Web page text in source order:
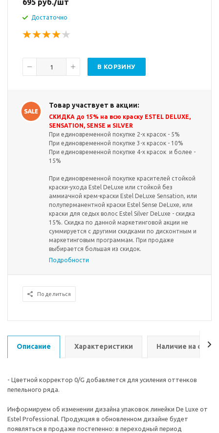
695 руб./шт
Достаточно
В КОРЗИНУ
Товар участвует в акции:
СКИДКА до 15% на всю краску ESTEL DELUXE,
SENSATION, SENSE и SILVER
При единовременной покупке 2-х красок - 5%
При единовременной покупке 3-х красок - 10%
При единовременной покупке 4-х красок и более -
15%
При единовременной покупке красителей стойкой
краски-ухода Estel DeLuxe или стойкой без
аммиачной крем-краски Estel DeLuxe Sensation, или
полуперманентной краски Estel Sense DeLuxe, или
краски для седых волос Estel Silver DeLuxe - скидка
15%. Скидка по данной маркетинговой акции не
суммируется с другими скидками по дисконтным и
маркетинговым программам. При продаже
выбирается большая из скидок.
Подробности
Поделиться
Описание Характеристики Наличие на
- Цветной корректор 0/G добавляется для усиления оттенков
пепельного ряда.
Информируем об изменении дизайна упаковок линейки De Luxe от
Estel Professional. Продукция в обновленном дизайне будет
появляться в продаже постепенно: в переходный период